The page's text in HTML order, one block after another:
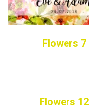
Flowers 7
Flowers 12